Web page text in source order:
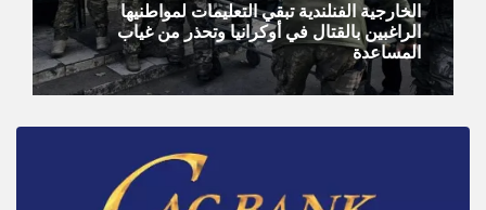
الخارجية الفنلندية تبقي التعليمات لمواطنيها
الراغبين بالقتال في أوكرانيا وتحذر من غياب
المساعدة